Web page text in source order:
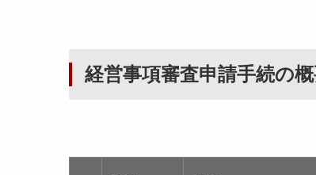
経営事項審査申請手続の